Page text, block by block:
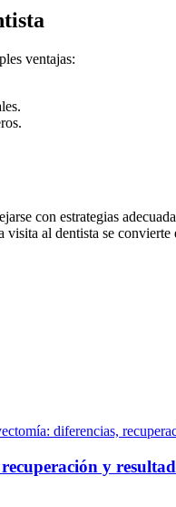
ventajas:
con estrategias
visita al dentista se
y